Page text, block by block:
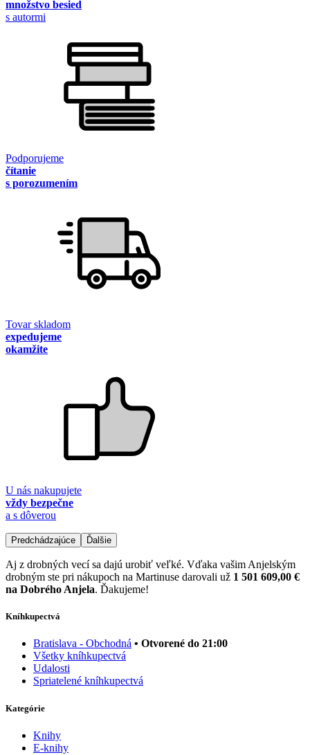
množstvo besied
s autormi
Podporujeme
čítanie
s porozumením
Tovar skladom
expedujeme
okamžite
U nás nakupujete
vždy bezpečne
a s dôverou
Predchádzajúce Ďalšie
Aj z drobných vecí sa dajú urobiť veľké. Vďaka vašim Anjelským
drobným ste pri nákupoch na Martinuse darovali už 1 501 609,00 €
na Dobrého Anjela. Ďakujeme!
Kníhkupectvá
Bratislava - Obchodná • Otvorené do 21:00
Všetky kníhkupectvá
Udalosti
Spriatelené kníhkupectvá
Kategórie
Knihy
E-knihy